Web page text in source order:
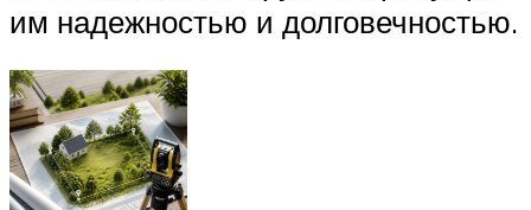
им надежностью и долговечностью.